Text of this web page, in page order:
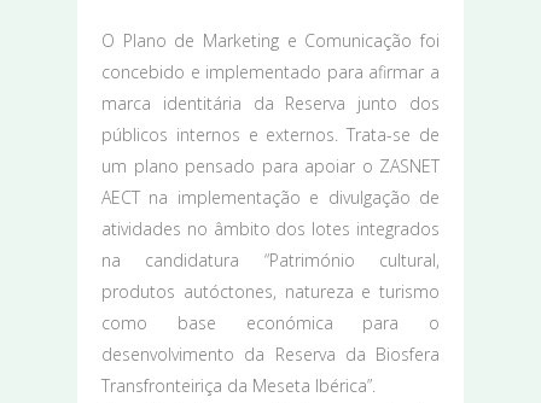
O Plano de Marketing e Comunicação foi
concebido e implementado para afirmar a
marca identitária da Reserva junto dos
públicos internos e externos. Trata-se de
um plano pensado para apoiar o ZASNET
AECT na implementação e divulgação de
atividades no âmbito dos lotes integrados
na candidatura “Património cultural,
produtos autóctones, natureza e turismo
como base económica para o
desenvolvimento da Reserva da Biosfera
Transfronteiriça da Meseta Ibérica”.